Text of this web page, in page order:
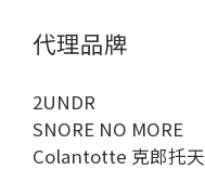
代理品牌
2UNDR
SNORE NO MORE
Colantotte 克郎托天